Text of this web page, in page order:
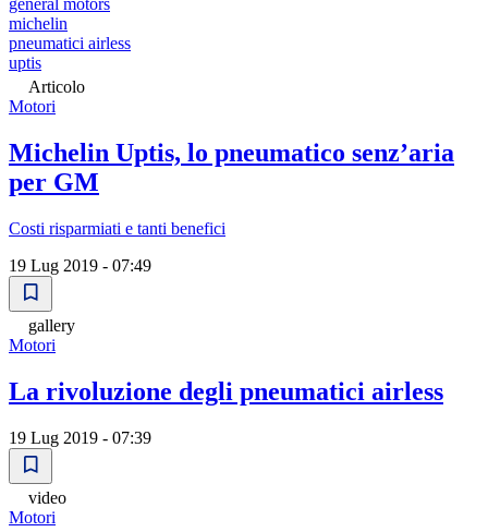
general motors
michelin
pneumatici airless
uptis
Articolo
Motori
Michelin Uptis, lo pneumatico senzʼaria
per GM
Costi risparmiati e tanti benefici
19 Lug 2019 - 07:49
gallery
Motori
La rivoluzione degli pneumatici airless
19 Lug 2019 - 07:39
video
Motori